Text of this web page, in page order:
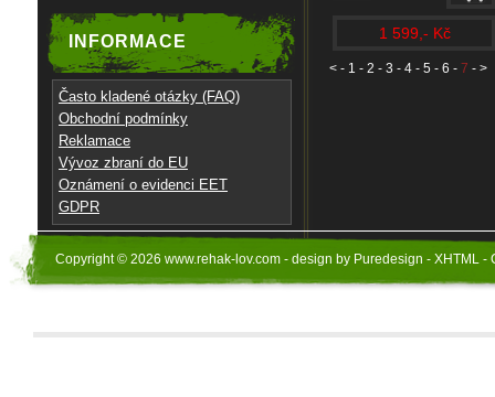
INFORMACE
Často kladené otázky (FAQ)
Obchodní podmínky
Reklamace
Vývoz zbraní do EU
Oznámení o evidenci EET
GDPR
1 599,- Kč
< - 1 - 2 - 3 - 4 - 5 - 6 - 7 - >
Copyright © 2026 www.rehak-lov.com - design by Puredesign - XHTML -